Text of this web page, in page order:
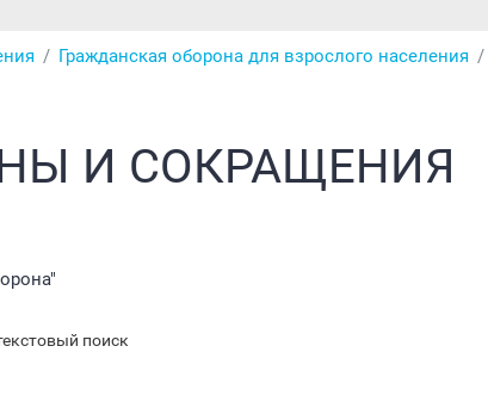
Гражданская оборона для взрослого населения
И СОКРАЩЕНИЯ
поиск